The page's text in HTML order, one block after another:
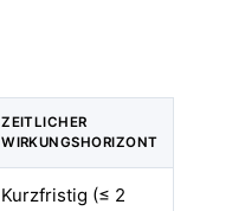
ZEITLICHER
WIRKUNGSHORIZONT
Kurzfristig (≤ 2